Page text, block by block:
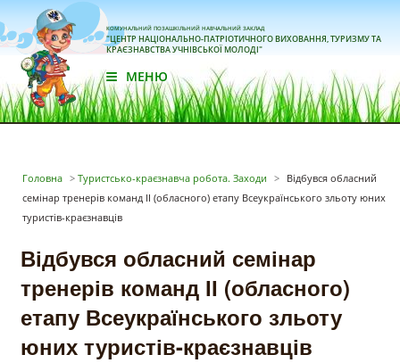
КОМУНАЛЬНИЙ ПОЗАШКІЛЬНИЙ НАВЧАЛЬНИЙ ЗАКЛАД
"ЦЕНТР НАЦІОНАЛЬНО-ПАТРІОТИЧНОГО ВИХОВАННЯ, ТУРИЗМУ ТА
КРАЄЗНАВСТВА УЧНІВСЬКОЇ МОЛОДІ"
МЕНЮ
Головна > Туристсько-краєзнавча робота. Заходи > Відбувся обласний
семінар тренерів команд ІІ (обласного) етапу Всеукраїнського зльоту юних
туристів-краєзнавців
Відбувся обласний семінар
тренерів команд ІІ (обласного)
етапу Всеукраїнського зльоту
юних туристів-краєзнавців